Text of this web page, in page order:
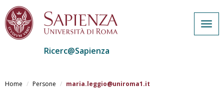
al
Ricerc@Sapienza
Home Persone maria.leggio@uniroma1.it